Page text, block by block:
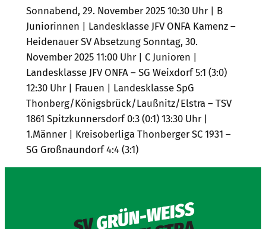
Sonnabend, 29. November 2025 10:30 Uhr | B
Juniorinnen | Landesklasse JFV ONFA Kamenz –
Heidenauer SV Absetzung Sonntag, 30.
November 2025 11:00 Uhr | C Junioren |
Landesklasse JFV ONFA – SG Weixdorf 5:1 (3:0)
12:30 Uhr | Frauen | Landesklasse SpG
Thonberg/Königsbrück/Laußnitz/Elstra – TSV
1861 Spitzkunnersdorf 0:3 (0:1) 13:30 Uhr |
1.Männer | Kreisoberliga Thonberger SC 1931 –
SG Großnaundorf 4:4 (3:1)